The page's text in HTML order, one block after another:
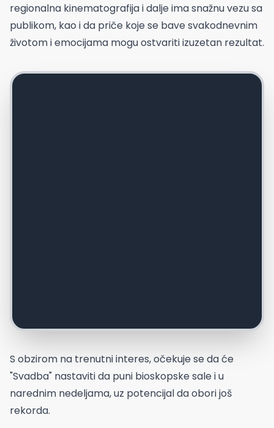
regionalna kinematografija i dalje ima snažnu vezu sa
publikom, kao i da priče koje se bave svakodnevnim
životom i emocijama mogu ostvariti izuzetan rezultat.
S obzirom na trenutni interes, očekuje se da će
"Svadba" nastaviti da puni bioskopske sale i u
narednim nedeljama, uz potencijal da obori još
rekorda.